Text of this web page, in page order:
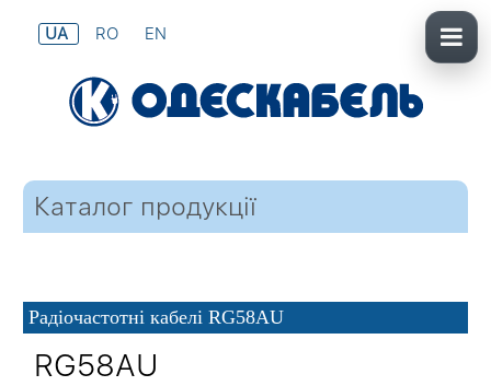
UA RO EN
Каталог продукції
Радіочастотні кабелі RG58AU
RG58AU